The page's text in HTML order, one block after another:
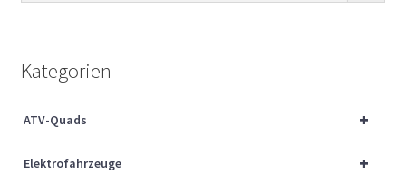
Über uns
Kategorien
+
ATV-Quads
+
Elektrofahrzeuge